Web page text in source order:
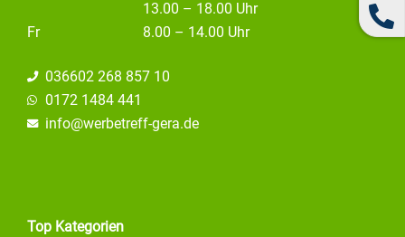
13.00 – 18.00 Uhr
Fr
8.00 – 14.00 Uhr
036602 268 857 10
0172 1484 441
info@werbetreff-gera.de
Top Kategorien